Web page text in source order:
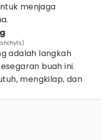
menjaga
adalah langkah
buah ini.
mengkilap, dan